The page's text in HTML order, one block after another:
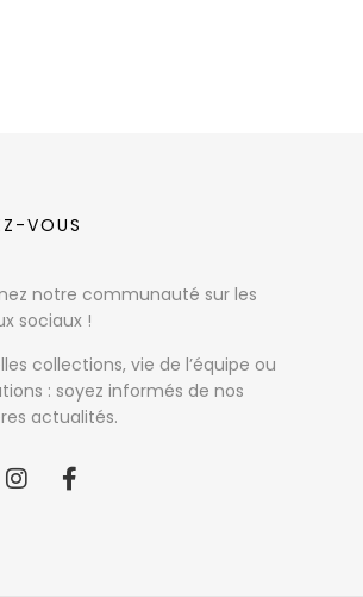
VOUS
notre communauté sur les
sociaux !
collections, vie de l’équipe ou
: soyez informés de nos
actualités.